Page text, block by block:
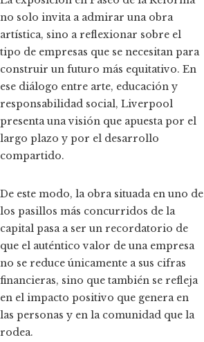
no solo invita a admirar una obra
artística, sino a reflexionar sobre el
tipo de empresas que se necesitan para
construir un futuro más equitativo. En
ese diálogo entre arte, educación y
responsabilidad social, Liverpool
presenta una visión que apuesta por el
largo plazo y por el desarrollo
compartido.
De este modo, la obra situada en uno de
los pasillos más concurridos de la
capital pasa a ser un recordatorio de
que el auténtico valor de una empresa
no se reduce únicamente a sus cifras
financieras, sino que también se refleja
en el impacto positivo que genera en
las personas y en la comunidad que la
rodea.